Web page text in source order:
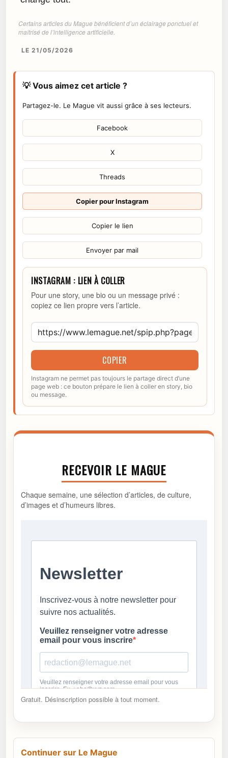
Certains articles du Mague bénéficient d’un éclairage ponctuel et
maîtrisé de l’intelligence artificielle.
LE 21/05/2026
💡 Vous aimez cet article ?
Partagez-le. Le Mague vit aussi grâce à ses lecteurs.
Facebook
X
Threads
Copier pour Instagram
Copier le lien
Envoyer par mail
INSTAGRAM : LIEN À COLLER
Pour une story, une bio ou un message privé :
copiez ce lien propre vers l’article.
COPIER
Instagram ne permet pas toujours le partage direct d’une
page web : ce bouton prépare le lien à coller en story, bio
ou message.
RECEVOIR LE MAGUE
Chaque semaine, une sélection d’articles, de culture,
d’images et d’humeurs libres.
Gratuit. Désinscription possible à tout moment.
Continuer sur Le Mague